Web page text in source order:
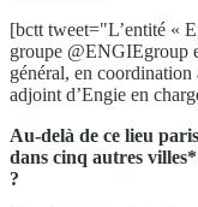
[bctt tweet="L’entité «
groupe @ENGIEgroup
général, en
adjoint d’Engie en
Au-delà de ce lieu
dans cinq autres
?